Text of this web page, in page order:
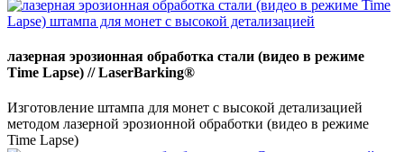
лазерная эрозионная обработка стали (видео в режиме
Time Lapse) // LaserBarking®
Изготовление штампа для монет с высокой детализацией
методом лазерной эрозионной обработки (видео в режиме
Time Lapse)